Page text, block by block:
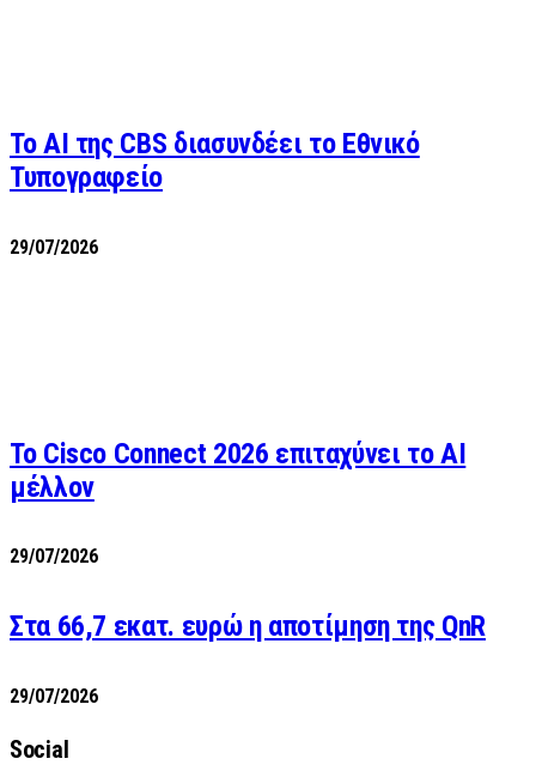
Το AI της CBS διασυνδέει το Εθνικό
Τυπογραφείο
29/07/2026
Το Cisco Connect 2026 επιταχύνει το AI
μέλλον
29/07/2026
Στα 66,7 εκατ. ευρώ η αποτίμηση της QnR
29/07/2026
Social